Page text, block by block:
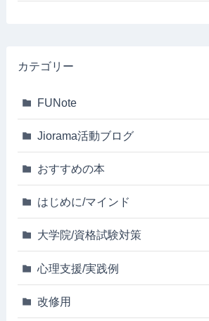
カテゴリー
FUNote
Jiorama活動ブログ
おすすめの本
はじめに/マインド
大学院/資格試験対策
心理支援/実践例
改修用